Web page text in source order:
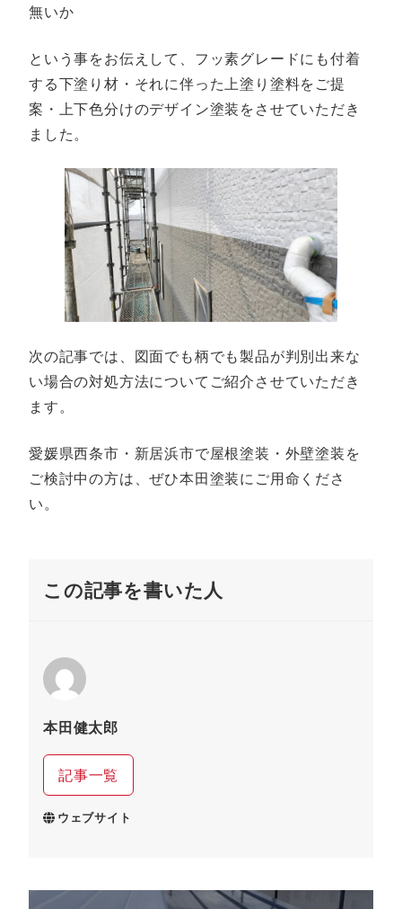
無いか
という事をお伝えして、フッ素グレードにも付着
する下塗り材・それに伴った上塗り塗料をご提
案・上下色分けのデザイン塗装をさせていただき
ました。
次の記事では、図面でも柄でも製品が判別出来な
い場合の対処方法についてご紹介させていただき
ます。
愛媛県西条市・新居浜市で屋根塗装・外壁塗装を
ご検討中の方は、ぜひ本田塗装にご用命くださ
い。
この記事を書いた人
本田健太郎
記事一覧
ウェブサイト